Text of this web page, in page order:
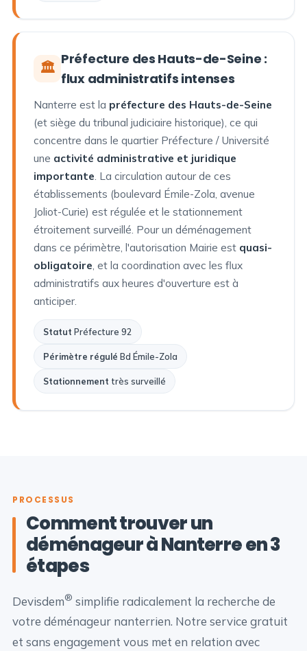
🏛️ Préfecture des Hauts-de-Seine :
flux administratifs intenses
Nanterre est la préfecture des Hauts-de-Seine
(et siège du tribunal judiciaire historique), ce qui
concentre dans le quartier Préfecture / Université
une activité administrative et juridique
importante . La circulation autour de ces
établissements (boulevard Émile-Zola, avenue
Joliot-Curie) est régulée et le stationnement
étroitement surveillé. Pour un déménagement
dans ce périmètre, l'autorisation Mairie est quasi-
obligatoire , et la coordination avec les flux
administratifs aux heures d'ouverture est à
anticiper.
Statut Préfecture 92
Périmètre régulé Bd Émile-Zola
Stationnement très surveillé
PROCESSUS
Comment trouver un
déménageur à Nanterre en 3
étapes
Devisdem® simplifie radicalement la recherche de
votre déménageur nanterrien. Notre service gratuit
et sans engagement vous met en relation avec